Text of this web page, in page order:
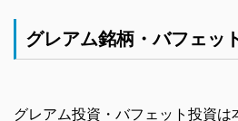
グレアム銘柄・バフェッ
グレアム投資・バフェット投資は